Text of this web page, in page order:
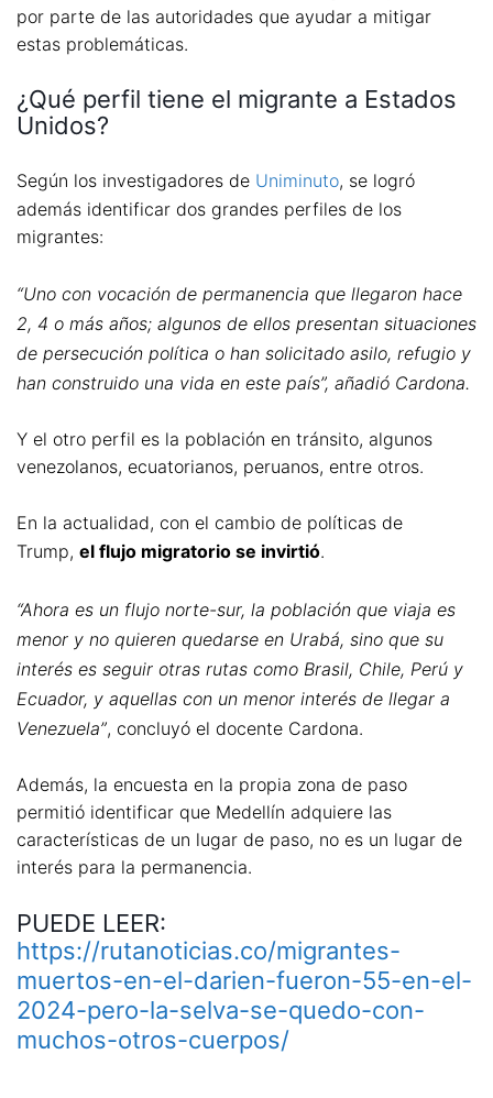
por parte de las autoridades que ayudar a mitigar
estas problemáticas.
¿Qué perfil tiene el migrante a Estados
Unidos?
Según los investigadores de Uniminuto, se logró
además identificar dos grandes perfiles de los
migrantes:
“Uno con vocación de permanencia que llegaron hace
2, 4 o más años; algunos de ellos presentan situaciones
de persecución política o han solicitado asilo, refugio y
han construido una vida en este país”, añadió Cardona.
Y el otro perfil es la población en tránsito, algunos
venezolanos, ecuatorianos, peruanos, entre otros.
En la actualidad, con el cambio de políticas de
Trump, el flujo migratorio se invirtió.
“Ahora es un flujo norte-sur, la población que viaja es
menor y no quieren quedarse en Urabá, sino que su
interés es seguir otras rutas como Brasil, Chile, Perú y
Ecuador, y aquellas con un menor interés de llegar a
Venezuela”, concluyó el docente Cardona.
Además, la encuesta en la propia zona de paso
permitió identificar que Medellín adquiere las
características de un lugar de paso, no es un lugar de
interés para la permanencia.
PUEDE LEER:
https://rutanoticias.co/migrantes-
muertos-en-el-darien-fueron-55-en-el-
2024-pero-la-selva-se-quedo-con-
muchos-otros-cuerpos/